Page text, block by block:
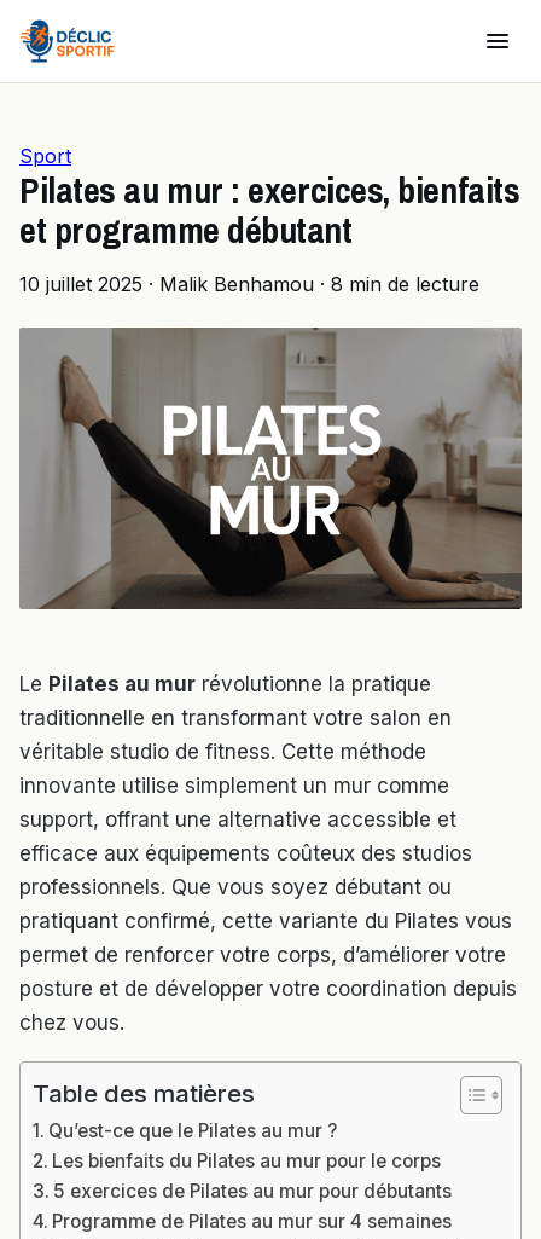
Sport
Pilates au mur : exercices, bienfaits
et programme débutant
10 juillet 2025 · Malik Benhamou · 8 min de lecture
Le Pilates au mur révolutionne la pratique
traditionnelle en transformant votre salon en
véritable studio de fitness. Cette méthode
innovante utilise simplement un mur comme
support, offrant une alternative accessible et
efficace aux équipements coûteux des studios
professionnels. Que vous soyez débutant ou
pratiquant confirmé, cette variante du Pilates vous
permet de renforcer votre corps, d’améliorer votre
posture et de développer votre coordination depuis
chez vous.
Table des matières
Qu’est-ce que le Pilates au mur ?
Les bienfaits du Pilates au mur pour le corps
5 exercices de Pilates au mur pour débutants
Programme de Pilates au mur sur 4 semaines